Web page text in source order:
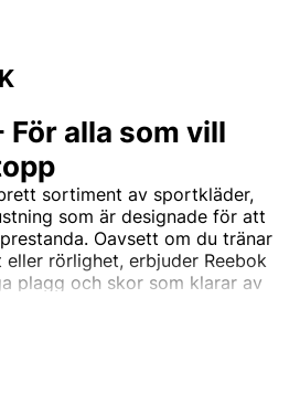
För alla som vill
sortiment av sportkläder,
som är designade för att
Oavsett om du tränar
rörlighet, erbjuder Reebok
plagg och skor som klarar av
Outlet hittar du ett urval av
träningskläder och